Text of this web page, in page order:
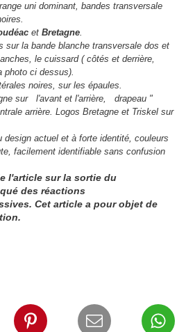
uni dominant, bandes transversale
et Bretagne.
sur la bande blanche transversale dos et
le cuissard ( côtés et derrière,
photo ci dessus).
noires, sur les épaules.
sur l'avant et l'arrière, drapeau "
arrière. Logos Bretagne et Triskel sur
design actuel et à forte identité, couleurs
facilement identifiable sans confusion
l'article sur la sortie du
des réactions
Cet article a pour objet de